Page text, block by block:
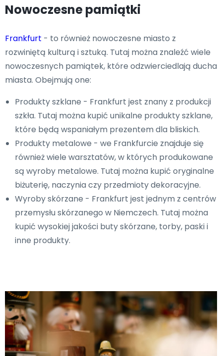
Nowoczesne pamiątki
Frankfurt - to również nowoczesne miasto z
rozwiniętą kulturą i sztuką. Tutaj można znaleźć wiele
nowoczesnych pamiątek, które odzwierciedlają ducha
miasta. Obejmują one:
Produkty szklane - Frankfurt jest znany z produkcji
szkła. Tutaj można kupić unikalne produkty szklane,
które będą wspaniałym prezentem dla bliskich.
Produkty metalowe - we Frankfurcie znajduje się
również wiele warsztatów, w których produkowane
są wyroby metalowe. Tutaj można kupić oryginalne
biżuterię, naczynia czy przedmioty dekoracyjne.
Wyroby skórzane - Frankfurt jest jednym z centrów
przemysłu skórzanego w Niemczech. Tutaj można
kupić wysokiej jakości buty skórzane, torby, paski i
inne produkty.